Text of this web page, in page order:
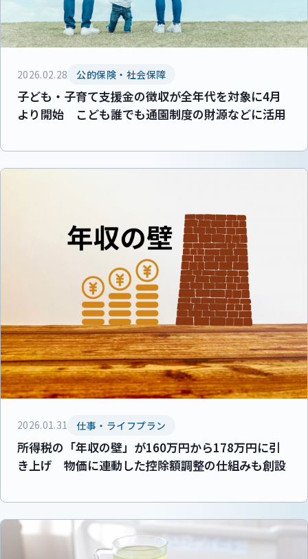
2026.02.28 公的保険・社会保障
子ども・子育て支援金の徴収が全年代を対象に4月
より開始 こども誰でも通園制度の財源などに活用
2026.01.31 仕事・ライフプラン
所得税の「年収の壁」が160万円から178万円に引
き上げ 物価に連動した控除額調整の仕組みも創設